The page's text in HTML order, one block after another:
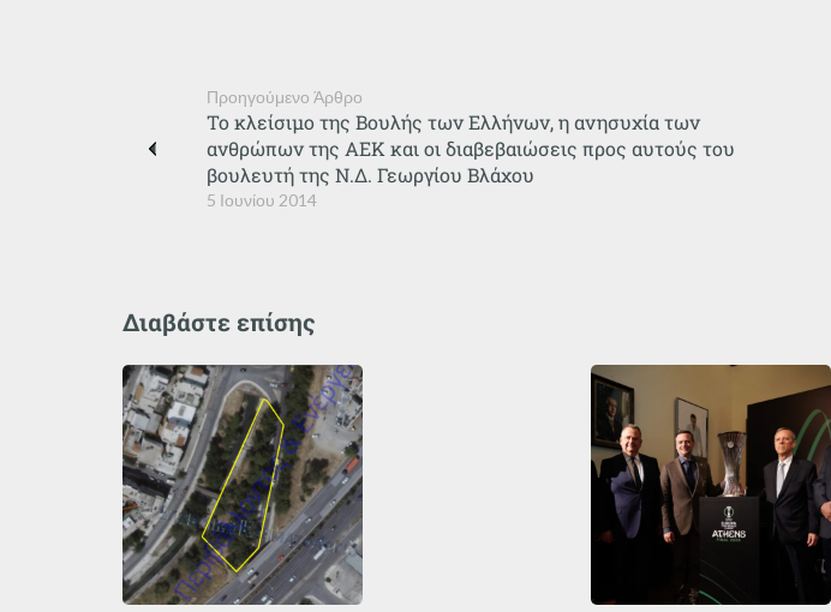
Προηγούμενο Άρθρο
5 Ιουνίου 2014
Το κλείσιμο της Βουλής των Ελλήνων, η ανησυχία των
ανθρώπων της ΑΕΚ και οι διαβεβαιώσεις προς αυτούς του
βουλευτή της Ν.Δ. Γεωργίου Βλάχου
Διαβάστε επίσης